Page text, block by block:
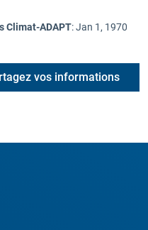
Climat-ADAPT:Jan 1, 1970
vos informations